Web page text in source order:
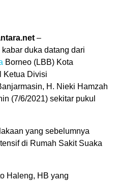
–
duka datang dari
Borneo (LBB) Kota
Ketua Divisi
H. Nieki Hamzah
(7/6/2021) sekitar pukul
yang sebelumnya
di Rumah Sakit Suaka
Haleng, HB yang